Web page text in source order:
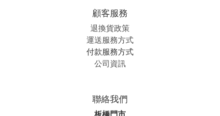
顧客服務
退換貨政策
運送服務方式
付款服務方式
公司資訊
聯絡我們